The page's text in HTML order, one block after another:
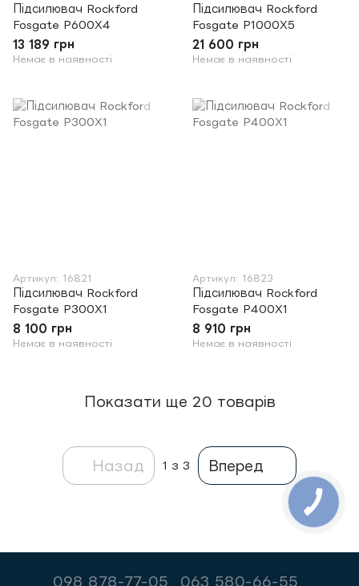
Підсилювач Rockford
Fosgate P600X4
13 189 грн
Немає в наявності
Підсилювач Rockford
Fosgate P1000X5
21 600 грн
Немає в наявності
Артикул: 16821
Підсилювач Rockford
Fosgate P300X1
8 100 грн
Немає в наявності
Артикул: 16823
Підсилювач Rockford
Fosgate P400X1
8 910 грн
Немає в наявності
Показати ще 20 товарів
Назад 1 з 3 Вперед
098 878-77-05 063 580-66-55